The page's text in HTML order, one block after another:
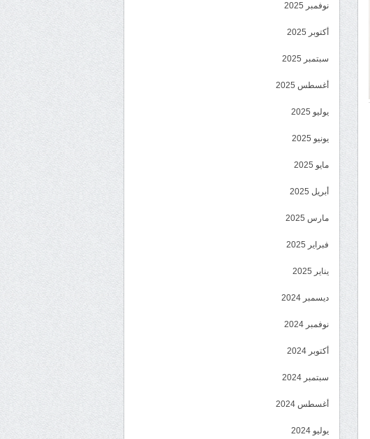
نوفمبر 2025
أكتوبر 2025
سبتمبر 2025
أغسطس 2025
يوليو 2025
يونيو 2025
مايو 2025
أبريل 2025
مارس 2025
فبراير 2025
يناير 2025
ديسمبر 2024
نوفمبر 2024
أكتوبر 2024
سبتمبر 2024
أغسطس 2024
يوليو 2024